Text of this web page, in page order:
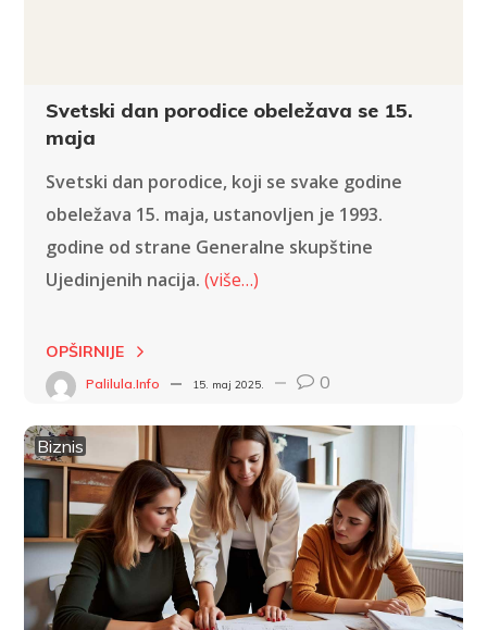
Svetski dan porodice obeležava se 15.
maja
Svetski dan porodice, koji se svake godine
obeležava 15. maja, ustanovljen je 1993.
godine od strane Generalne skupštine
Ujedinjenih nacija. (više…)
OPŠIRNIJE
Palilula.info 15. maj 2025. 0
Biznis